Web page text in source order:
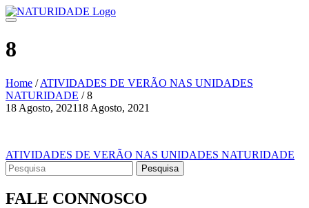
Skip
to
8
Home / ATIVIDADES DE VERÃO NAS UNIDADES
NATURIDADE / 8
18 Agosto, 202118 Agosto, 2021
artigos
Navegação
de
artigos
ATIVIDADES DE VERÃO NAS UNIDADES NATURIDADE
Search
for:
FALE CONNOSCO